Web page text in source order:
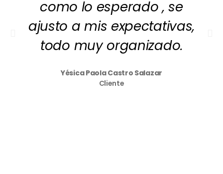
como lo esperado , se
ajusto a mis expectativas,
todo muy organizado.
Yésica Paola Castro Salazar
Cliente